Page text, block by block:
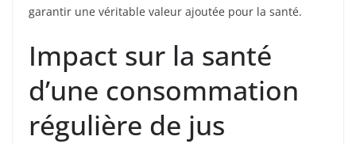
garantir une véritable valeur ajoutée pour la santé.
Impact sur la santé
d’une consommation
régulière de jus